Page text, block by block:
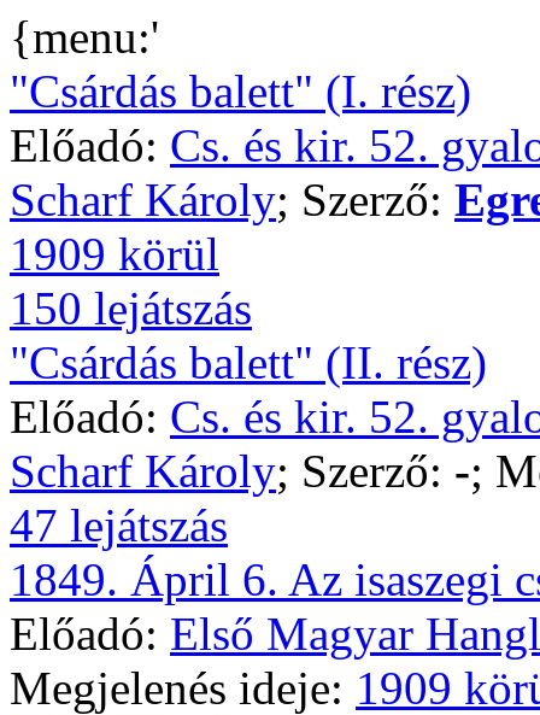
{menu:'
"Csárdás balett" (I. rész)
Előadó: Cs. és kir. 52.
Scharf Károly; Szerző:
1909 körül
150 lejátszás
"Csárdás balett" (II. rész)
Előadó: Cs. és kir. 52.
Scharf Károly; Szerző: -;
47 lejátszás
1849. Ápril 6. Az isaszegi
Előadó: Első Magyar
Megjelenés ideje: 1909